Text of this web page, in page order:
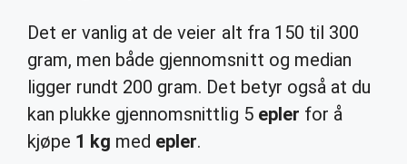
Det er vanlig at de veier alt fra 150 til 300
gram, men både gjennomsnitt og median
ligger rundt 200 gram. Det betyr også at du
kan plukke gjennomsnittlig 5 epler for å
kjøpe 1 kg med epler.